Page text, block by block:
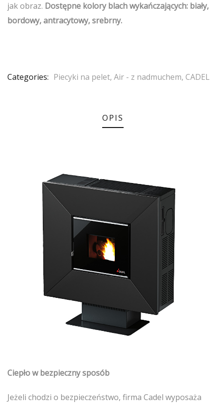
jak obraz. Dostępne kolory blach wykańczających: biały,
bordowy, antracytowy, srebrny.
Categories: Piecyki na pelet, Air - z nadmuchem, CADEL
OPIS
Ciepło w bezpieczny sposób
Jeżeli chodzi o bezpieczeństwo, firma Cadel wyposaża